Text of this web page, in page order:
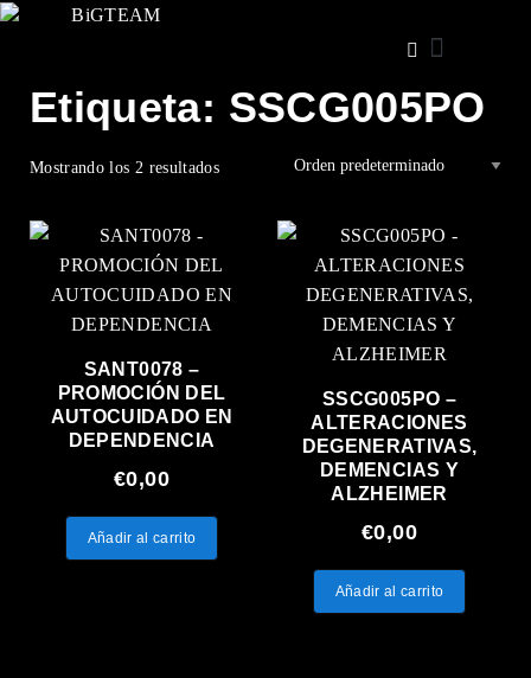
Etiqueta: SSCG005PO
Etiqueta: SSCG005PO
Mostrando los 2 resultados
SANT0078 –
PROMOCIÓN DEL
AUTOCUIDADO EN
DEPENDENCIA
€0,00
Añadir al carrito
SSCG005PO –
ALTERACIONES
DEGENERATIVAS,
DEMENCIAS Y
ALZHEIMER
€0,00
Añadir al carrito